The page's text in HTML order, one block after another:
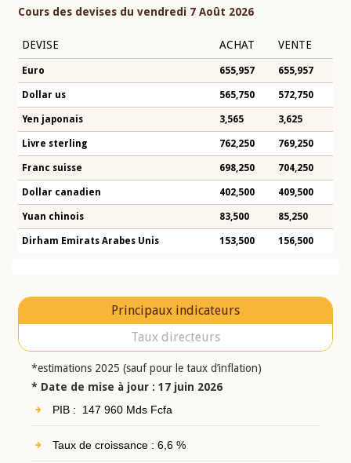
Cours des devises du vendredi 7 Août 2026
DEVISE ACHAT VENTE
Euro 655,957 655,957
Dollar us 565,750 572,750
Yen japonais 3,565 3,625
Livre sterling 762,250 769,250
Franc suisse 698,250 704,250
Dollar canadien 402,500 409,500
Yuan chinois 83,500 85,250
Dirham Emirats Arabes Unis 153,500 156,500
Principaux indicateurs
Taux directeurs
*estimations 2025 (sauf pour le taux d’inflation)
* Date de mise à jour : 17 juin 2026
PIB : 147 960 Mds Fcfa
Taux de croissance : 6,6 %